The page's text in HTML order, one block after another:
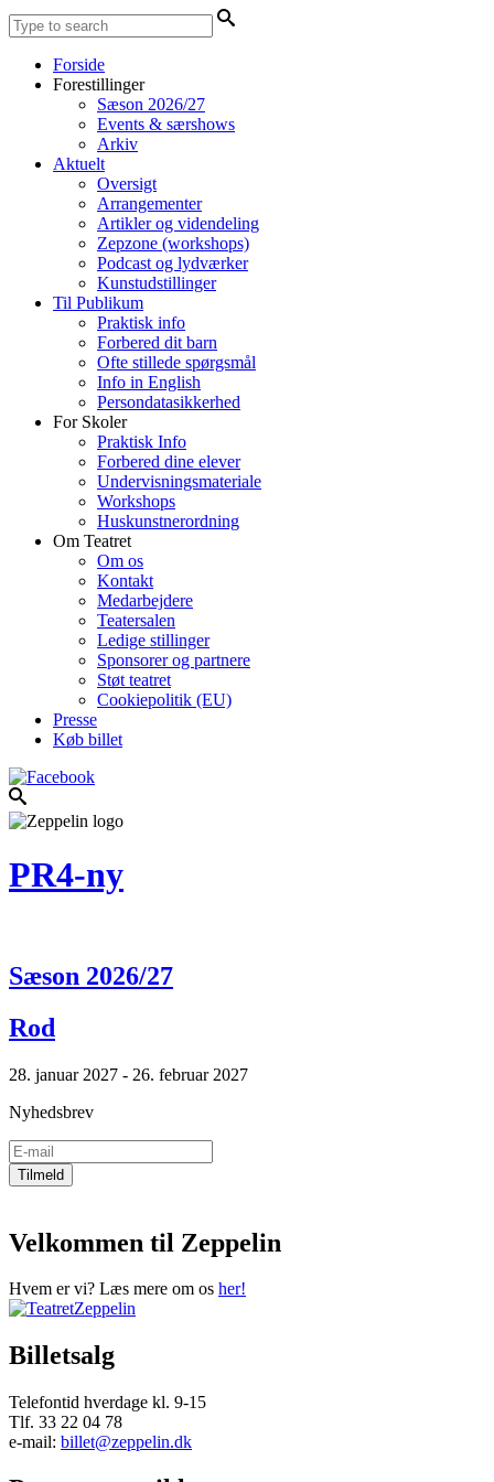
Forside
Forestillinger
Sæson 2026/27
Events & særshows
Arkiv
Aktuelt
Oversigt
Arrangementer
Artikler og videndeling
Zepzone (workshops)
Podcast og lydværker
Kunstudstillinger
Til Publikum
Praktisk info
Forbered dit barn
Ofte stillede spørgsmål
Info in English
Persondatasikkerhed
For Skoler
Praktisk Info
Forbered dine elever
Undervisningsmateriale
Workshops
Huskunstnerordning
Om Teatret
Om os
Kontakt
Medarbejdere
Teatersalen
Ledige stillinger
Sponsorer og partnere
Støt teatret
Cookiepolitik (EU)
Presse
Køb billet
PR4-ny
Sæson 2026/27
Rod
28. januar 2027 - 26. februar 2027
Nyhedsbrev
Velkommen til Zeppelin
Hvem er vi? Læs mere om os her!
Billetsalg
Telefontid hverdage kl. 9-15
Tlf. 33 22 04 78
e-mail: billet@zeppelin.dk